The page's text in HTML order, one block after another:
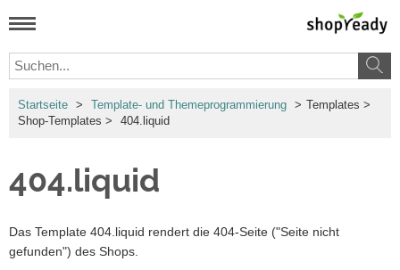
Startseite > Template- und Themeprogrammierung > Templates >
Shop-Templates > 404.liquid
404.liquid
Das Template 404.liquid rendert die 404-Seite ("Seite nicht
gefunden") des Shops.